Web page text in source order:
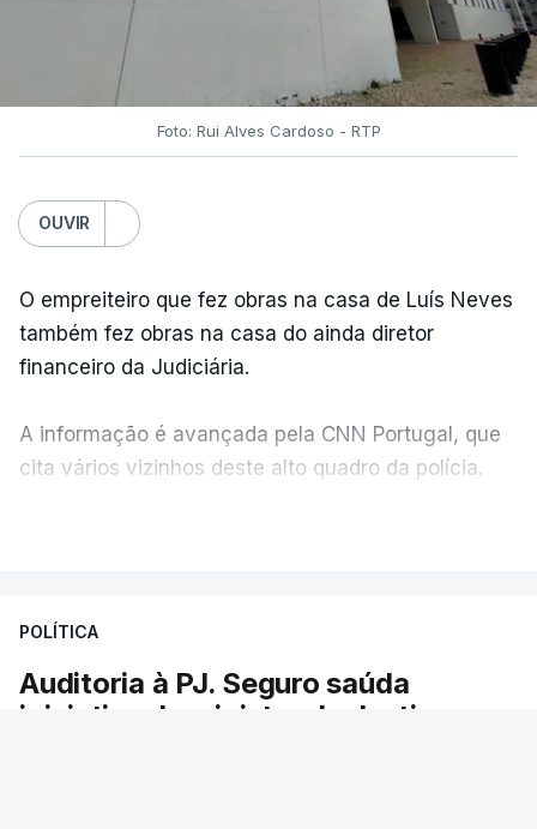
Foto: Rui Alves Cardoso - RTP
OUVIR
O empreiteiro que fez obras na casa de Luís Neves
também fez obras na casa do ainda diretor
financeiro da Judiciária.
A informação é avançada pela CNN Portugal, que
cita vários vizinhos deste alto quadro da polícia.
apreendido numa operação de droga.
POLÍTICA
Auditoria à PJ. Seguro saúda
iniciativa da ministra da Justiça